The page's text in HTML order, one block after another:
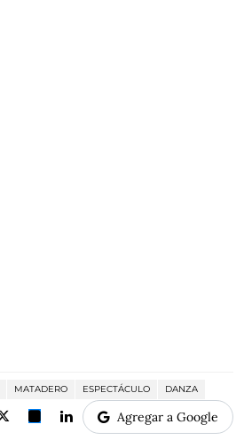
MATADERO ESPECTÁCULO DANZA
Agregar a Google